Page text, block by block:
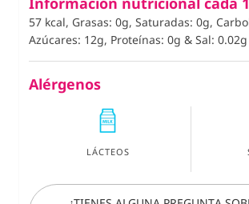
57 kcal, Grasas: 0g, Saturadas: 0g,
Azúcares: 12g, Proteínas: 0g & Sal: 0.02g
Alérgenos
LÁCTEOS